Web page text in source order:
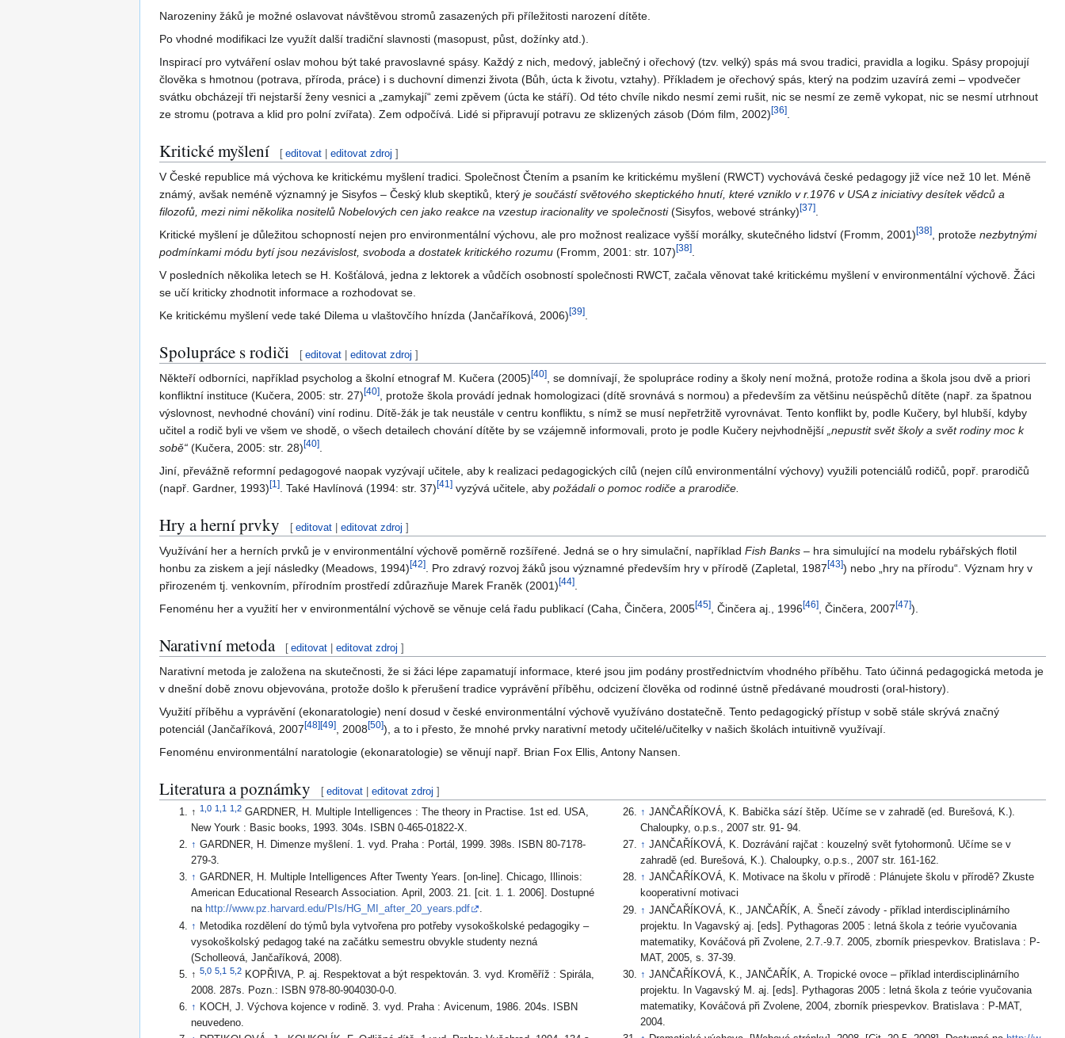
Narozeniny žáků je možné oslavovat návštěvou stromů zasazených při příležitosti narození dítěte.
Po vhodné modifikaci lze využít další tradiční slavnosti (masopust, půst, dožínky atd.).
Inspirací pro vytváření oslav mohou být také pravoslavné spásy. Každý z nich, medový, jablečný i ořechový (tzv. velký) spás má svou tradici, pravidla a logiku. Spásy propojují
člověka s hmotnou (potrava, příroda, práce) i s duchovní dimenzi života (Bůh, úcta k životu, vztahy). Příkladem je ořechový spás, který na podzim uzavírá zemi – vpodvečer
svátku obcházejí tři nejstarší ženy vesnici a „zamykají“ zemi zpěvem (úcta ke stáří). Od této chvíle nikdo nesmí zemi rušit, nic se nesmí ze země vykopat, nic se nesmí utrhnout
ze stromu (potrava a klid pro polní zvířata). Zem odpočívá. Lidé si připravují potravu ze sklizených zásob (Dóm film, 2002)[36]
Kritické myšlení [ editovat |editovat zdroj ]
V České republice má výchova ke kritickému myšlení tradici. Společnost Čtením a psaním ke kritickému myšlení (RWCT) vychovává české pedagogy již více než 10 let. Méně
známý, avšak neméně významný je Sisyfos – Český klub skeptiků, který je součástí světového skeptického hnutí, které vzniklo v r.1976 v USA z iniciativy desítek vědců a
filozofů, mezi nimi několika nositelů Nobelových cen jako reakce na vzestup iracionality ve společnosti(Sisyfos, webové stránky)[37]
Kritické myšlení je důležitou schopností nejen pro environmentální výchovu, ale pro možnost realizace vyšší morálky, skutečného lidství (Fromm, 2001)[38] , protože nezbytnými
podmínkami módu bytí jsou nezávislost, svoboda a dostatek kritického rozumu (Fromm, 2001: str. 107)[38]
V posledních několika letech se H. Košťálová, jedna z lektorek a vůdčích osobností společnosti RWCT, začala věnovat také kritickému myšlení v environmentální výchově. Žáci
se učí kriticky zhodnotit informace a rozhodovat se.
Ke kritickému myšlení vede také Dilema u vlaštovčího hnízda (Jančaříková, 2006)[39]
Spolupráce s rodiči [ editovat |editovat zdroj ]
Někteří odborníci, například psycholog a školní etnograf M. Kučera (2005)[40]
, se domnívají, že spolupráce rodiny a školy není možná, protože rodina a škola jsou dvě a priori
konfliktní instituce (Kučera, 2005: str. 27)[40]
, protože škola provádí jednak homologizaci (dítě srovnává s normou) a především za většinu neúspěchů dítěte (např. za špatnou
výslovnost, nevhodné chování) viní rodinu. Dítě-žák je tak neustále v centru konfliktu, s nímž se musí nepřetržitě vyrovnávat. Tento konflikt by, podle Kučery, byl hlubší, kdyby
učitel a rodič byli ve všem ve shodě, o všech detailech chování dítěte by se vzájemně informovali, proto je podle Kučery nejvhodnější „nepustit svět školy a svět rodiny moc k
sobě“ (Kučera, 2005: str. 28)[40]
Jiní, převážně reformní pedagogové naopak vyzývají učitele, aby k realizaci pedagogických cílů (nejen cílů environmentální výchovy) využili potenciálů rodičů, popř. prarodičů
(např. Gardner, 1993)[1 ] . Také Havlínová (1994: str. 37)[41 ] vyzývá učitele, aby požádali o pomoc rodiče a prarodiče.
Hry a herní prvky [ editovat |editovat zdroj ]
Využívání her a herních prvků je v environmentální výchově poměrně rozšířené. Jedná se o hry simulační, například Fish Banks – hra simulující na modelu rybářských flotil
honbu za ziskem a její následky (Meadows, 1994)[42] . Pro zdravý rozvoj žáků jsou významné především hry v přírodě (Zapletal, 1987[43]) nebo „hry na přírodu“. Význam hry v
přirozeném tj. venkovním, přírodním prostředí zdůrazňuje Marek Franěk (2001)[44]
Fenoménu her a využití her v environmentální výchově se věnuje celá řadu publikací (Caha, Činčera, 2005[45] , Činčera aj., 1996[46] , Činčera, 2007[47]).
Narativní metoda [ editovat |editovat zdroj ]
Narativní metoda je založena na skutečnosti, že si žáci lépe zapamatují informace, které jsou jim podány prostřednictvím vhodného příběhu. Tato účinná pedagogická metoda je
v dnešní době znovu objevována, protože došlo k přerušení tradice vyprávění příběhu, odcizení člověka od rodinné ústně předávané moudrosti (oral-history).
Využití příběhu a vyprávění (ekonaratologie) není dosud v české environmentální výchově využíváno dostatečně. Tento pedagogický přístup v sobě stále skrývá značný
potenciál (Jančaříková, 2007[48][49] , 2008[50]), a to i přesto, že mnohé prvky narativní metody učitelé/učitelky v našich školách intuitivně využívají.
Fenoménu environmentální naratologie (ekonaratologie) se věnují např. Brian Fox Ellis, Antony Nansen.
Literatura a poznámky [ editovat |editovat zdroj ]
↑1,0 1,1 1,2 GARDNER, H. Multiple Intelligences : The theory in Practise. 1st ed. USA,
New Yourk : Basic books, 1993. 304s. ISBN 0-465-01822-X.
↑ GARDNER, H. Dimenze myšlení. 1. vyd. Praha : Portál, 1999. 398s. ISBN 80-7178-
279-3.
↑ GARDNER, H. Multiple Intelligences After Twenty Years. [on-line]. Chicago, Illinois:
American Educational Research Association. April, 2003. 21. [cit. 1. 1. 2006]. Dostupné
na http://www.pz.harvard.edu/PIs/HG_MI_after_20_years.pdf
.
↑ Metodika rozdělení do týmů byla vytvořena pro potřeby vysokoškolské pedagogiky –
vysokoškolský pedagog také na začátku semestru obvykle studenty nezná
(Scholleová, Jančaříková, 2008).
↑5,0 5,1 5,2 KOPŘIVA, P. aj. Respektovat a být respektován. 3. vyd. Kroměříž : Spirála,
2008. 287s. Pozn.: ISBN 978-80-904030-0-0.
↑ KOCH, J. Výchova kojence v rodině. 3. vyd. Praha : Avicenum, 1986. 204s. ISBN
neuvedeno.
↑ JANČAŘÍKOVÁ, K. Babička sází štěp. Učíme se v zahradě (ed. Burešová, K.).
Chaloupky, o.p.s., 2007 str. 91- 94.
↑ JANČAŘÍKOVÁ, K. Dozrávání rajčat : kouzelný svět fytohormonů. Učíme se v
zahradě (ed. Burešová, K.). Chaloupky, o.p.s., 2007 str. 161-162.
↑ JANČAŘÍKOVÁ, K. Motivace na školu v přírodě : Plánujete školu v přírodě? Zkuste
kooperativní motivaci
↑ JANČAŘÍKOVÁ, K., JANČAŘÍK, A. Šnečí závody - příklad interdisciplinárního
projektu. In Vagavský aj. [eds]. Pythagoras 2005 : letná škola z teórie vyučovania
matematiky, Kováčová při Zvolene, 2.7.-9.7. 2005, zborník priespevkov. Bratislava : P-
MAT, 2005, s. 37-39.
↑ JANČAŘÍKOVÁ, K., JANČAŘÍK, A. Tropické ovoce – příklad interdisciplinárního
projektu. In Vagavský M. aj. [eds]. Pythagoras 2005 : letná škola z teórie vyučovania
matematiky, Kováčová při Zvolene, 2004, zborník priespevkov. Bratislava : P-MAT,
2004.